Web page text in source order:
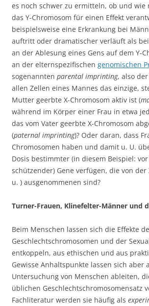
es noch schwer zu ermitteln, ob und wie
das Y-Chromosom für einen Effekt
beispielsweise eine Erkrankung bei
auftritt oder dramatischer verläuft als
an der Ablesung eines Gens auf dem Y-
an der elternspezifischen genomischen
sogenannten parental imprinting, also
allen Zellen eines Mannes das einzige,
Mutter geerbte X-Chromosom aktiv ist (
während im Körper einer Frau in etwa
das vom Vater geerbte X-Chromosom
(paternal imprinting)? Oder daran, dass
Chromosomen haben und damit u. U.
Dosis bestimmter (in diesem Beispiel:
schützender) Gene verfügen, die von der
u. ) ausgenommenen sind?
Turner-Frauen, Klinefelter-Männer und
Beim Menschen lassen sich die Effekte
Geschlechtschromosomen und der
entkoppeln, aus ethischen und aus
Gewisse Anhaltspunkte lassen sich aber
Untersuchung von Menschen ableiten,
üblichen Geschlechtschromosomensatz
Fachliteratur werden sie häufig als